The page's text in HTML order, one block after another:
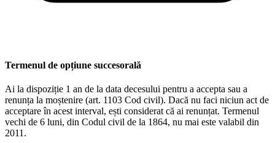
Termenul de opțiune succesorală
Ai la dispoziție 1 an de la data decesului pentru a accepta sau a
renunța la moștenire (art. 1103 Cod civil). Dacă nu faci niciun act de
acceptare în acest interval, ești considerat că ai renunțat. Termenul
vechi de 6 luni, din Codul civil de la 1864, nu mai este valabil din
2011.